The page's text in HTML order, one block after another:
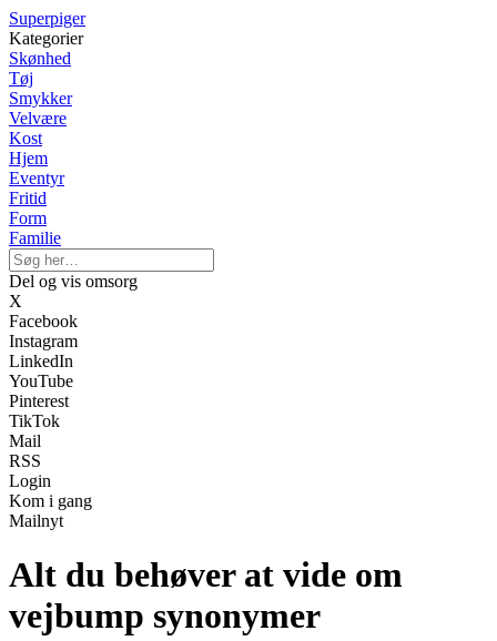
Superpiger
Kategorier
Skønhed
Tøj
Smykker
Velvære
Kost
Hjem
Eventyr
Fritid
Form
Familie
Del og vis omsorg
X
Facebook
Instagram
LinkedIn
YouTube
Pinterest
TikTok
Mail
RSS
Login
Kom i gang
Mailnyt
Alt du behøver at vide om
vejbump synonymer